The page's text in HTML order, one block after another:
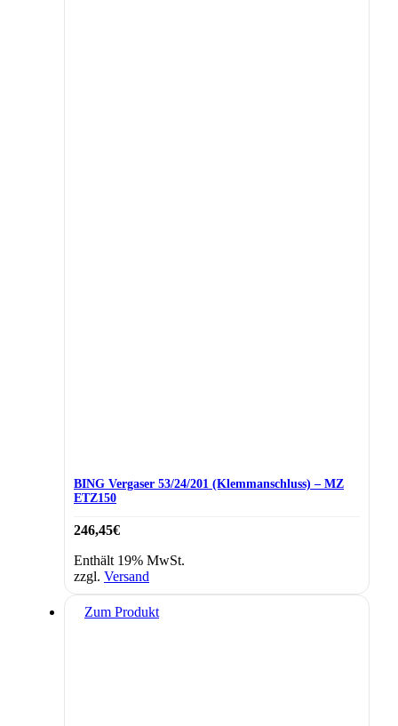
BING Vergaser 53/24/201 (Klemmanschluss) – MZ
ETZ150
246,45€
Enthält 19% MwSt.
zzgl. Versand
Zum Produkt